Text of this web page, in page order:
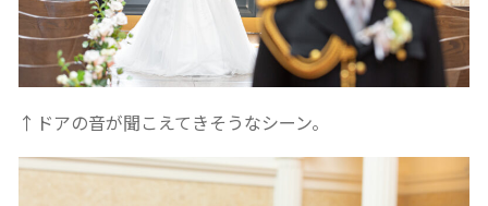
↑ドアの音が聞こえてきそうなシーン。